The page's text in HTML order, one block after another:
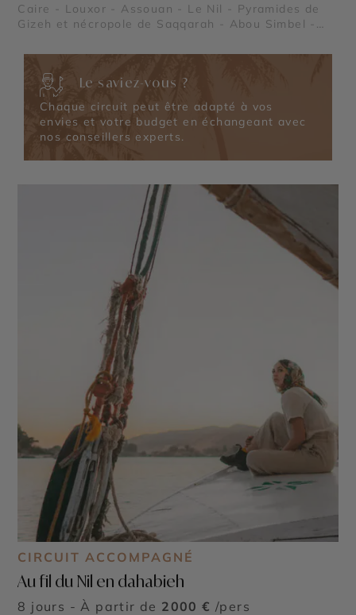
Caire - Louxor - Assouan - Le Nil - Pyramides de
Gizeh et nécropole de Saqqarah - Abou Simbel -
Le saviez-vous ?
Chaque circuit peut être adapté à vos
envies et votre budget en échangeant avec
nos conseillers experts.
CIRCUIT ACCOMPAGNÉ
Au fil du Nil en dahabieh
8 jours - À partir de 2000 € /pers